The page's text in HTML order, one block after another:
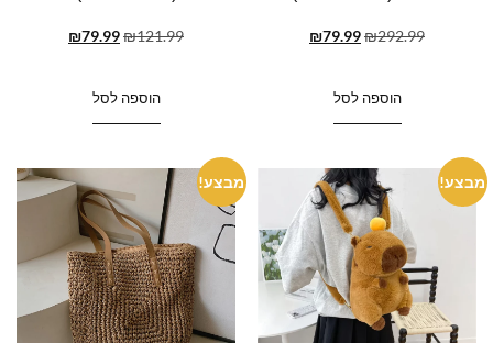
₪292.99
₪79.99
הוספה לסל
₪121.99
₪79.99
הוספה לסל
מבצע! מבצע!